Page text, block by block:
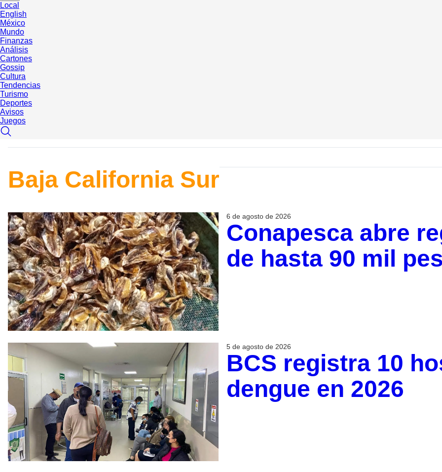
Local
English
México
Mundo
Finanzas
Análisis
Cartones
Gossip
Cultura
Tendencias
Turismo
Deportes
Avisos
Juegos
Baja California Sur
6 de agosto de 2026
Conapesca abre
de hasta 90 mil
5 de agosto de 2026
BCS registra 10
dengue en 2026